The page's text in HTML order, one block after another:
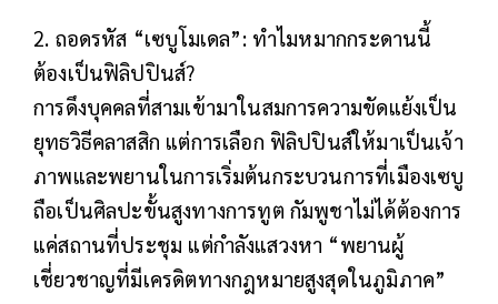
2. ถอดรหัส “เซบูโมเดล”: ทำไมหมากกระดานนี้
ต้องเป็นฟิลิปปินส์?
การดึงบุคคลที่สามเข้ามาในสมการความขัดแย้งเป็น
ยุทธวิธีคลาสสิก แต่การเลือก ฟิลิปปินส์ให้มาเป็นเจ้า
ภาพและพยานในการเริ่มต้นกระบวนการที่เมืองเซบู
ถือเป็นศิลปะขั้นสูงทางการทูต กัมพูชาไม่ได้ต้องการ
แค่สถานที่ประชุม แต่กำลังแสวงหา “พยานผู้
เชี่ยวชาญที่มีเครดิตทางกฎหมายสูงสุดในภูมิภาค”